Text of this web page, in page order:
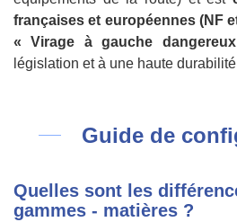
françaises et européennes (NF
« Virage à gauche
législation et à une haute
Guide de
Quelles sont les
gammes - matières ?